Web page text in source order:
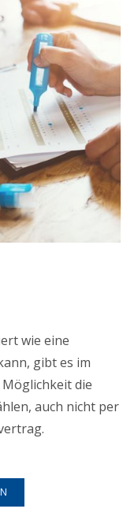
wie eine
gibt es im
die
auch nicht per